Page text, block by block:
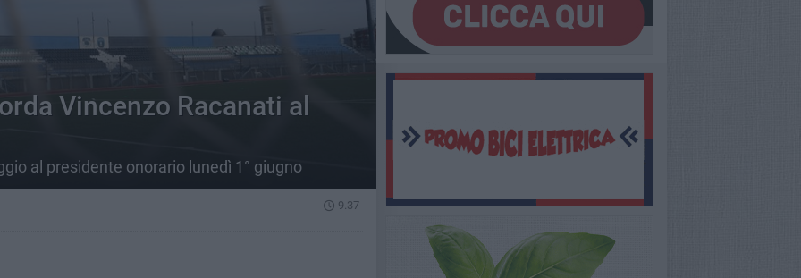
Vincenzo Racanati al
al presidente onorario lunedì 1° giugno
9.37